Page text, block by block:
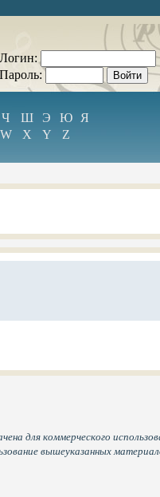
Логин:
Пароль:
Ч Ш Э Ю Я
W X Y Z
для коммерческого
вышеуказанных